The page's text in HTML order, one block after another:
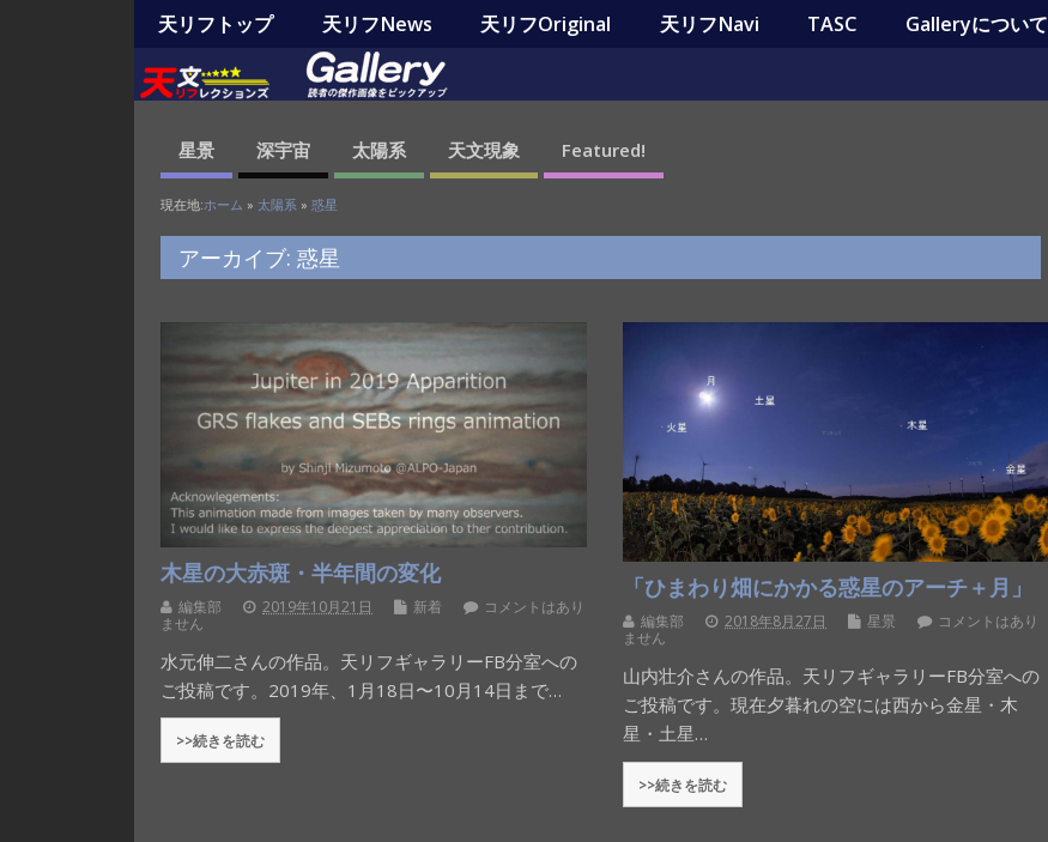
天リフトップ 天リフNews 天リフOriginal 天リフNavi TASC Galleryについて
星景 深宇宙 太陽系 天文現象 Featured!
現在地:ホーム » 太陽系 »惑星
アーカイブ: 惑星
木星の大赤斑・半年間の変化
編集部 2019年10月21日 新着
コメントはあり
ません
水元伸二さんの作品。天リフギャラリーFB分室への
ご投稿です。2019年、1月18日〜10月14日まで…
>>続きを読む
「ひまわり畑にかかる惑星のアーチ＋月」
編集部 2018年8月27日 星景
コメントはあり
ません
山内壮介さんの作品。天リフギャラリーFB分室への
ご投稿です。現在夕暮れの空には西から金星・木
星・土星…
>>続きを読む